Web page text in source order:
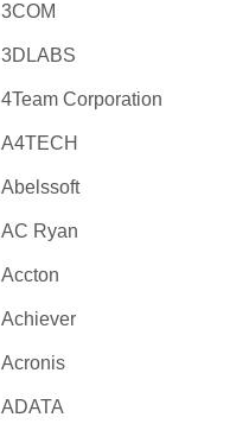
3COM
3DLABS
4Team Corporation
A4TECH
Abelssoft
AC Ryan
Accton
Achiever
Acronis
ADATA